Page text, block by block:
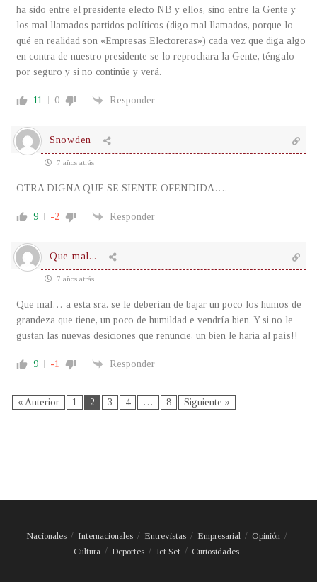
ha sido entre el presidente electo NB y ellos, sino entre la Gente y
los mal llamados partidos políticos (digo mal llamados, porque lo
qué en realidad son «Empresas Electoreras») cada vez que diga algo
en contra de nuestro presidente se lo reprochara la Gente, téngalo
por seguro y si no continúe y verá.
11 0 Responder
Snowden
7 años atrás
OTRA DIGNA QUE SE SIENTE OFENDIDA….
9 -2 Responder
Que mal...
7 años atrás
Que mal… a esta sra. se le deberían de bajar un poco los humos de
grandeza que tiene, un poco de humildad e vendría bien. Y si no le
gustan las nuevas desiciones que renuncie, un bien le haria al país!!
9 -1 Responder
« Anterior 1 2 3 4 … 8 Siguiente »
Nacionales Internacionales Entrevistas Empresarial
Opinión
Cultura
Deportes Jet Set Curiosidades